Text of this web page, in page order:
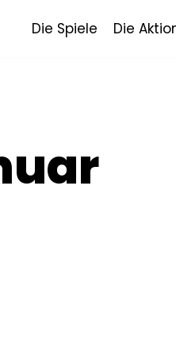
Die Spiele Die